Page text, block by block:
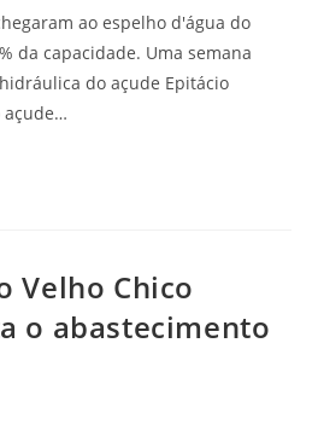
ao espelho d'água do
da capacidade. Uma semana
do açude Epitácio
açude…
Velho Chico
o abastecimento